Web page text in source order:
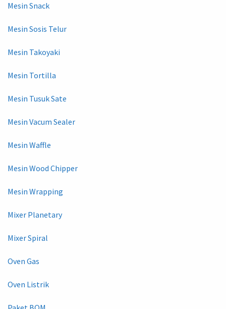
Mesin Snack
Mesin Sosis Telur
Mesin Takoyaki
Mesin Tortilla
Mesin Tusuk Sate
Mesin Vacum Sealer
Mesin Waffle
Mesin Wood Chipper
Mesin Wrapping
Mixer Planetary
Mixer Spiral
Oven Gas
Oven Listrik